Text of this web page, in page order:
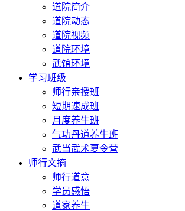
道院简介
道院动态
道院视频
道院环境
武馆环境
学习班级
师行亲授班
短期速成班
月度养生班
气功丹道养生班
武当武术夏令营
师行文摘
师行道意
学员感悟
道家养生